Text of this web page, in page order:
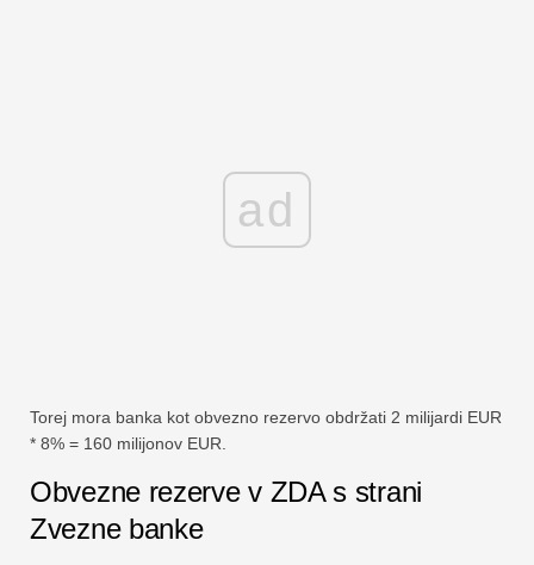
ad
Torej mora banka kot obvezno rezervo obdržati 2 milijardi EUR
* 8% = 160 milijonov EUR.
Obvezne rezerve v ZDA s strani
Zvezne banke